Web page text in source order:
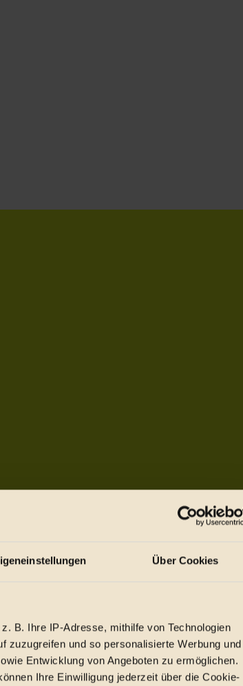
Über Cookies
B. Ihre IP-Adresse, mithilfe von Technologien
zuzugreifen und so personalisierte Werbung und
Entwicklung von Angeboten zu ermöglichen.
Ihre Einwilligung jederzeit über die Cookie-